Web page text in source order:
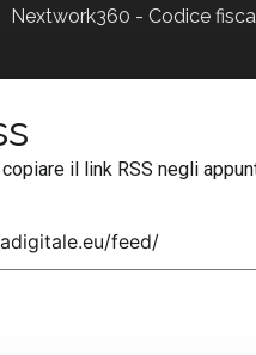
Nextwork360 - Codice
il link RSS negli